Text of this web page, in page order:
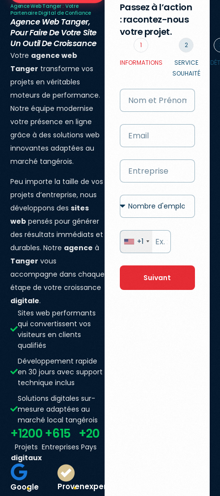
Agence Web Tanger : Votre
Partenaire Digital de Confiance
Agence Web Tanger,
Pour Faire De Votre Site
Un Outil De Croissance
Votre agence web
Tanger transforme vos
projets en véritables
moteurs de performance.
Notre équipe modernise
votre présence en ligne
grâce à des solutions web
innovantes adaptées au
marché tangérois.
Peu importe la taille de vos
projets d’entreprise, nous
développons dessites
web pensés pour générer
des résultats immédiats et
durables. Notre agence à
Tanger vous
accompagne dans chaque
étape de votre croissance
digitale.
Sites web performants
qui convertissent vos
visiteurs en clients
qualifiés
Développement rapide
en 30 jours avec support
technique inclus
Solutions digitales sur-
mesure adaptées au
marché local tangérois
+1200
Projets
digitaux
+615
Entreprises
+20
Pays
Google
☆ Provenexpert
☆
Passez à l’action
: racontez-nous
votre projet.
1
INFORMATIONS
2
SERVICE
SOUHAITÉ
+1
Suivant